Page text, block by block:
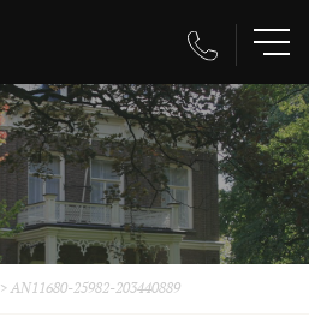
>AN11680-25982-203440889